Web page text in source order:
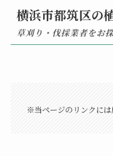
横浜市都筑区の
草刈り・伐採業者をお
※当ページのリンクには